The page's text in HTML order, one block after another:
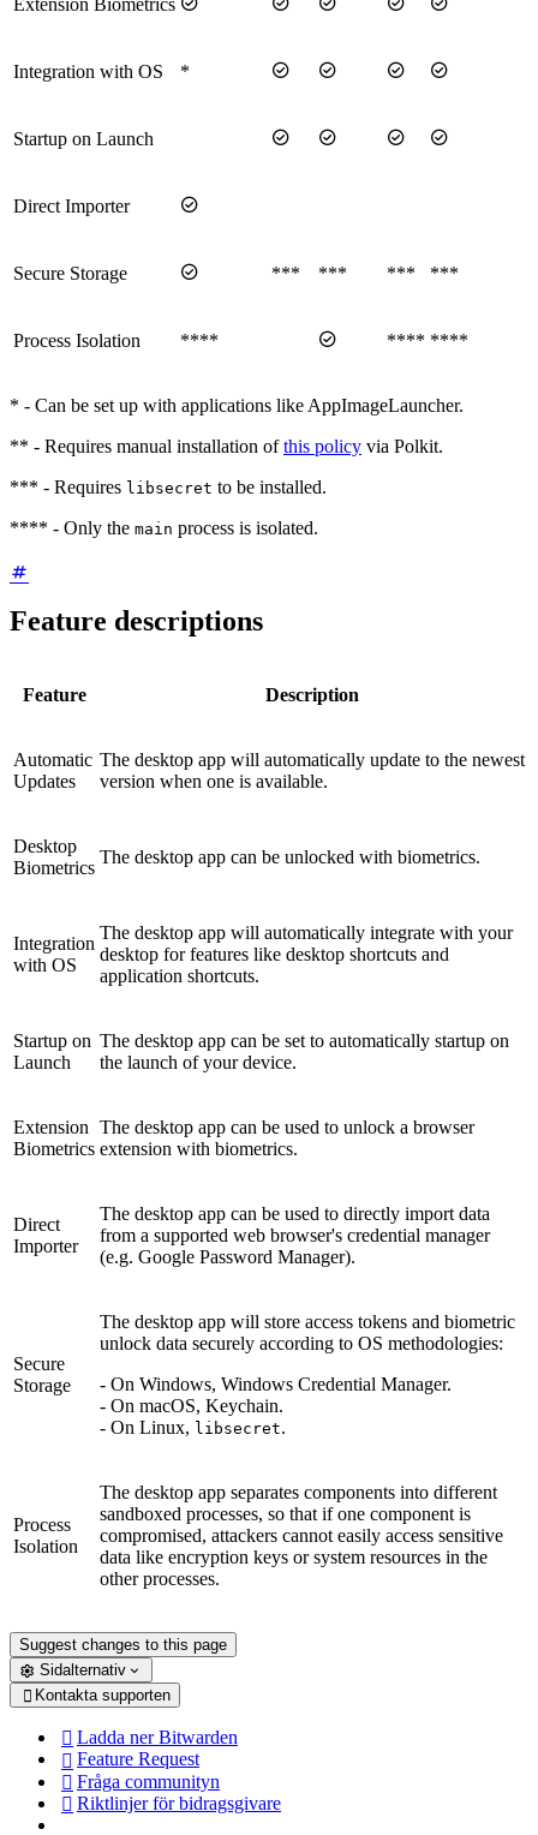
Extension Biometrics
Integration with OS *    
Startup on Launch    
Direct Importer 
Secure Storage  *** *** *** ***
Process Isolation ****  **** ****
* - Can be set up with applications like AppImageLauncher.
** - Requires manual installation ofthis policy via Polkit.
*** - Requires libsecret to be installed.
**** - Only the main process is isolated.
Feature descriptions
Feature Description
Automatic
Updates
The desktop app will automatically update to the newest
version when one is available.
Desktop
Biometrics
The desktop app can be unlocked with biometrics.
Integration
with OS
The desktop app will automatically integrate with your
desktop for features like desktop shortcuts and
application shortcuts.
Startup on
Launch
The desktop app can be set to automatically startup on
the launch of your device.
Extension
Biometrics
The desktop app can be used to unlock a browser
extension with biometrics.
Direct
Importer
The desktop app can be used to directly import data
from a supported web browser's credential manager
(e.g. Google Password Manager).
Secure
Storage
The desktop app will store access tokens and biometric
unlock data securely according to OS methodologies:
- On Windows, Windows Credential Manager.
- On macOS, Keychain.
- On Linux, libsecret.
Process
Isolation
The desktop app separates components into different
sandboxed processes, so that if one component is
compromised, attackers cannot easily access sensitive
data like encryption keys or system resources in the
other processes.
Suggest changes to this page
Sidalternativ
 Kontakta supporten
 Ladda ner Bitwarden
 Feature Request
 Fråga communityn
 Riktlinjer för bidragsgivare